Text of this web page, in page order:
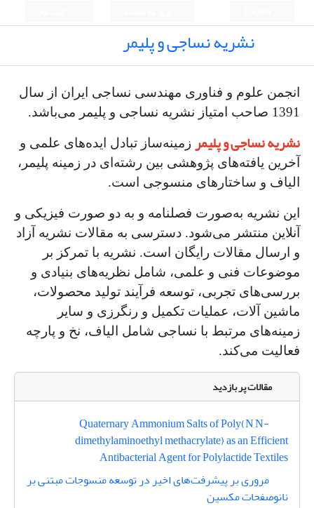
نشریه نساجی و پلیمر
انجمن علوم و فناوری مهندسی نساجی ایران از سال
1391 صاحب امتیاز نشریه نساجی و پلیمر می‌باشد.
نشریه نساجی و پلیمر زمینه‌ساز تبادل ایده‌های علمی و
آخرین یافته‌های پژوهشی بین رشته‌ای در زمینه پلیمر،
الیاف و ساختارهای منسوجی است.
این نشریه به‌صورت فصلنامه و به دو صورت فیزیکی و
آنلاین منتشر می‌شود. دسترسی به مقالات نشریه آزاد
و ارسال مقالات رایگان است. نشریه با تمرکز بر
موضوعات فنی و علمی، شامل نظریه‌های بنیادی و
بررسی‌های تجربی، توسعه فرآیند تولید محصولات،
ماشین آلات، عملیات تکمیل و رنگرزی و سایر
زمینه‌های مرتبط با نساجی شامل الیاف، نخ و پارچه
فعالیت می‌کند.
مقالات پر بازدید
Quaternary Ammonium Salts of Poly(N,N-
dimethylaminoethyl methacrylate) as an Efficient
Antibacterial Agent for Polylactide Textiles
مروری بر پیشرفت‌های اخیر در توسعه منسوجات مبتنی بر
نانوصفحات مکسین